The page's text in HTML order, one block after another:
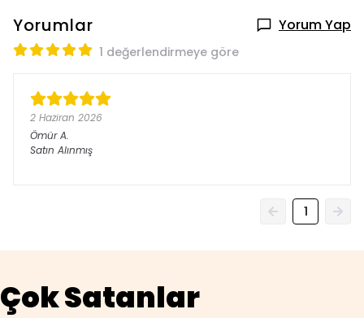
Yorumlar Yorum Yap
1 değerlendirmeye göre
2 Haziran 2026
ÖmürA.
Satın Alınmış
1
Çok Satanlar